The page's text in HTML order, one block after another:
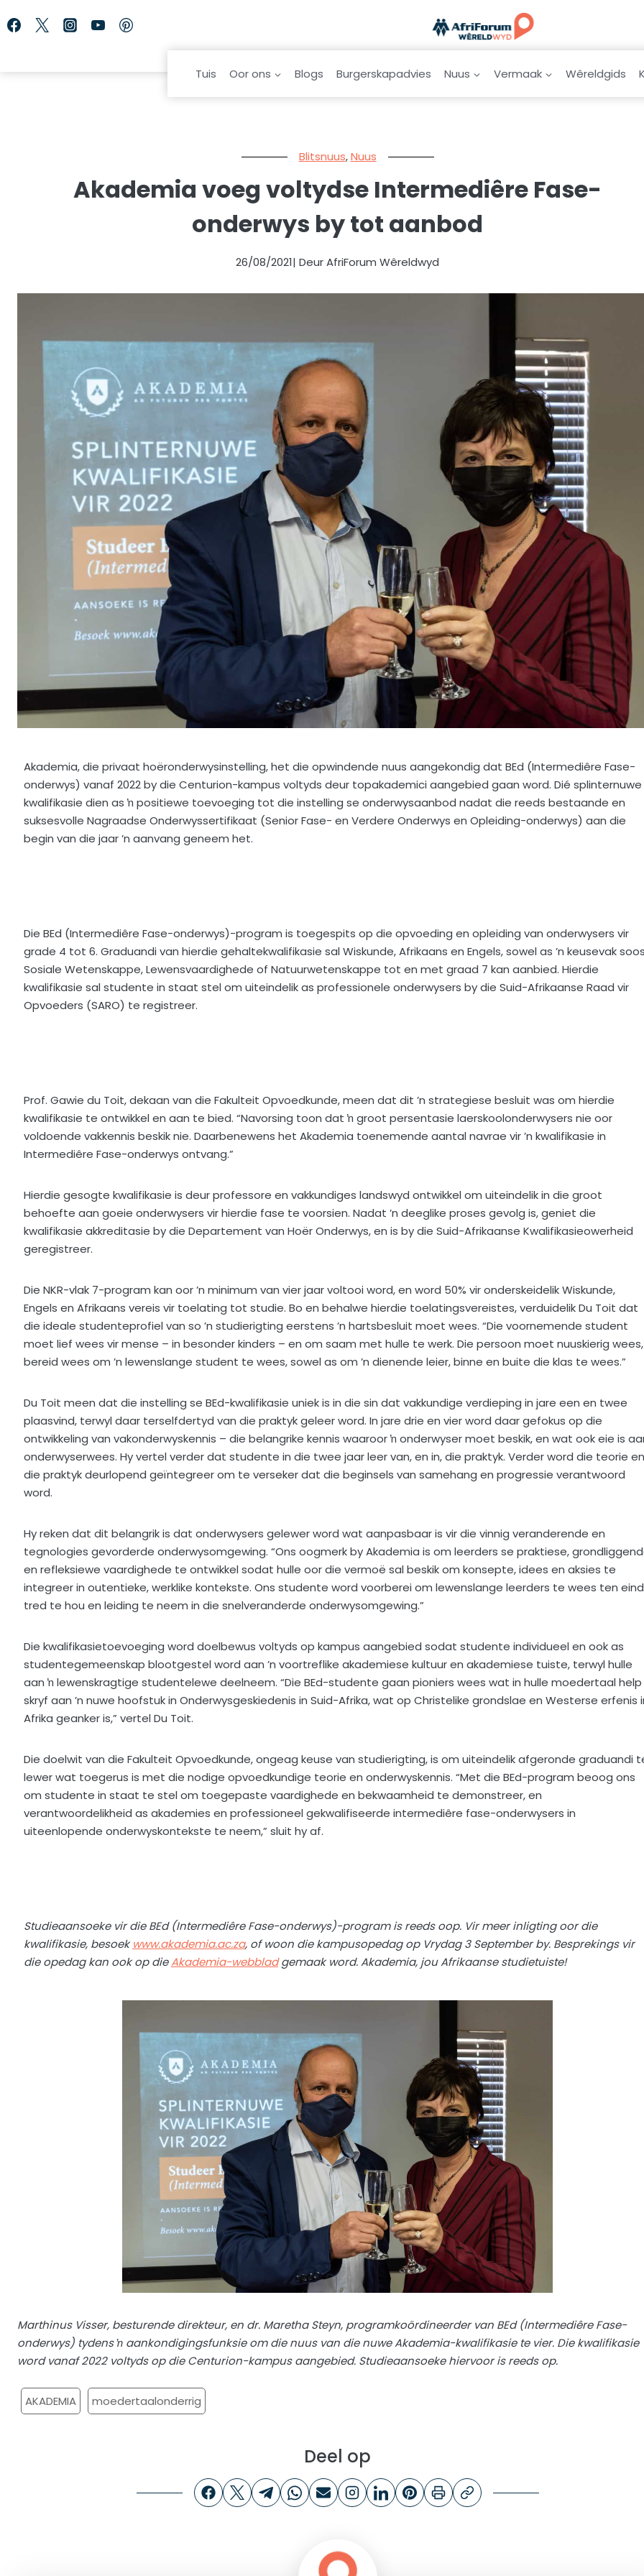
to
Tuis Oor ons Blogs Burgerskapadvies Nuus Vermaak Wêreldgids
Blitsnuus, Nuus
Akademia voeg voltydse Intermediêre Fase-
onderwys by tot aanbod
26/08/2021| Deur AfriForum Wêreldwyd
Akademia, die privaat hoëronderwysinstelling, het die opwindende nuus aangekondig dat BEd (Intermediêre Fase-
onderwys) vanaf 2022 by die Centurion-kampus voltyds deur topakademici aangebied gaan word. Dié splinternuwe
kwalifikasie dien as ŉ positiewe toevoeging tot die instelling se onderwysaanbod nadat die reeds bestaande en
suksesvolle Nagraadse Onderwyssertifikaat (Senior Fase- en Verdere Onderwys en Opleiding-onderwys) aan die
begin van die jaar ’n aanvang geneem het.
Die BEd (Intermediêre Fase-onderwys)-program is toegespits op die opvoeding en opleiding van onderwysers vir
grade 4 tot 6. Graduandi van hierdie gehaltekwalifikasie sal Wiskunde, Afrikaans en Engels, sowel as ’n keusevak soos
Sosiale Wetenskappe, Lewensvaardighede of Natuurwetenskappe tot en met graad 7 kan aanbied. Hierdie
kwalifikasie sal studente in staat stel om uiteindelik as professionele onderwysers by die Suid-Afrikaanse Raad vir
Opvoeders (SARO) te registreer.
Prof. Gawie du Toit, dekaan van die Fakulteit Opvoedkunde, meen dat dit ’n strategiese besluit was om hierdie
kwalifikasie te ontwikkel en aan te bied. “Navorsing toon dat ŉ groot persentasie laerskoolonderwysers nie oor
voldoende vakkennis beskik nie. Daarbenewens het Akademia toenemende aantal navrae vir ’n kwalifikasie in
Intermediêre Fase-onderwys ontvang.”
Hierdie gesogte kwalifikasie is deur professore en vakkundiges landswyd ontwikkel om uiteindelik in die groot
behoefte aan goeie onderwysers vir hierdie fase te voorsien. Nadat ’n deeglike proses gevolg is, geniet die
kwalifikasie akkreditasie by die Departement van Hoër Onderwys, en is by die Suid-Afrikaanse Kwalifikasieowerheid
geregistreer.
Die NKR-vlak 7-program kan oor ’n minimum van vier jaar voltooi word, en word 50% vir onderskeidelik Wiskunde,
Engels en Afrikaans vereis vir toelating tot studie. Bo en behalwe hierdie toelatingsvereistes, verduidelik Du Toit dat
die ideale studenteprofiel van so ’n studierigting eerstens ’n hartsbesluit moet wees. “Die voornemende student
moet lief wees vir mense – in besonder kinders – en om saam met hulle te werk. Die persoon moet nuuskierig wees,
bereid wees om ’n lewenslange student te wees, sowel as om ’n dienende leier, binne en buite die klas te wees.”
Du Toit meen dat die instelling se BEd-kwalifikasie uniek is in die sin dat vakkundige verdieping in jare een en twee
plaasvind, terwyl daar terselfdertyd van die praktyk geleer word. In jare drie en vier word daar gefokus op die
ontwikkeling van vakonderwyskennis – die belangrike kennis waaroor ŉ onderwyser moet beskik, en wat ook eie is
onderwyserwees. Hy vertel verder dat studente in die twee jaar leer van, en in, die praktyk. Verder word die teorie en
die praktyk deurlopend geïntegreer om te verseker dat die beginsels van samehang en progressie verantwoord
word.
Hy reken dat dit belangrik is dat onderwysers gelewer word wat aanpasbaar is vir die vinnig veranderende en
tegnologies gevorderde onderwysomgewing. “Ons oogmerk by Akademia is om leerders se praktiese,
en refleksiewe vaardighede te ontwikkel sodat hulle oor die vermoë sal beskik om konsepte, idees en aksies te
integreer in outentieke, werklike kontekste. Ons studente word voorberei om lewenslange leerders te wees ten
tred te hou en leiding te neem in die snelveranderde onderwysomgewing.”
Die kwalifikasietoevoeging word doelbewus voltyds op kampus aangebied sodat studente individueel en ook as
studentegemeenskap blootgestel word aan ’n voortreflike akademiese kultuur en akademiese tuiste, terwyl hulle
aan ŉ lewenskragtige studentelewe deelneem. “Die BEd-studente gaan pioniers wees wat in hulle moedertaal help
skryf aan ’n nuwe hoofstuk in Onderwysgeskiedenis in Suid-Afrika, wat op Christelike grondslae en Westerse erfenis
Afrika geanker is,” vertel Du Toit.
Die doelwit van die Fakulteit Opvoedkunde, ongeag keuse van studierigting, is om uiteindelik afgeronde graduandi
lewer wat toegerus is met die nodige opvoedkundige teorie en onderwyskennis. “Met die BEd-program beoog ons
om studente in staat te stel om toegepaste vaardighede en bekwaamheid te demonstreer, en
verantwoordelikheid as akademies en professioneel gekwalifiseerde intermediêre fase-onderwysers in
uiteenlopende onderwyskontekste te neem,” sluit hy af.
Studieaansoeke vir die BEd (Intermediêre Fase-onderwys)-program is reeds oop. Vir meer inligting oor die
kwalifikasie, besoek www.akademia.ac.za, of woon die kampusopedag op Vrydag 3 September by. Besprekings vir
die opedag kan ook op dieAkademia-webbladgemaak word. Akademia, jou Afrikaanse studietuiste!
Marthinus Visser, besturende direkteur, en dr. Maretha Steyn, programkoördineerder van BEd (Intermediêre Fase-
onderwys) tydens ŉ aankondigingsfunksie om die nuus van die nuwe Akademia-kwalifikasie te vier. Die kwalifikasie
word vanaf 2022 voltyds op die Centurion-kampus aangebied. Studieaansoeke hiervoor is reeds op.
AKADEMIA moedertaalonderrig
Deel op